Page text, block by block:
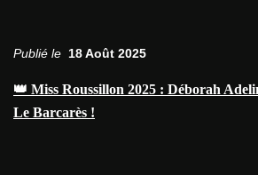
Publié le 18 Août 2025
👑 Miss Roussillon 2025 : Déborah
Le Barcarès !